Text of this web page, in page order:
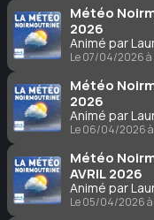
Météo
2026
Animé par
Le 07/04/2026 à
Météo
2026
Animé par
Le 06/04/2026
Météo
AVRIL 2026
Animé par
Le 05/04/2026